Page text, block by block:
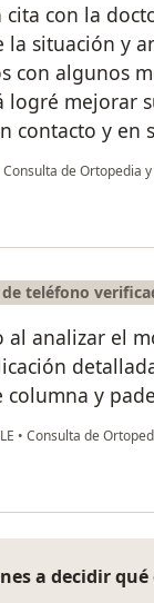
con la
situación y
con algunos
logré mejorar
contacto y en
Consulta de Ortopedia
teléfono
analizar el
y
• Consulta de
a decidir